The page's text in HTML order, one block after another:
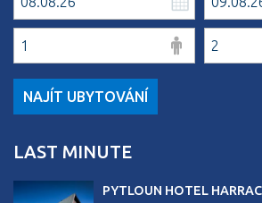
NAJÍT UBYTOVÁNÍ
LAST MINUTE
PYTLOUN HOTEL